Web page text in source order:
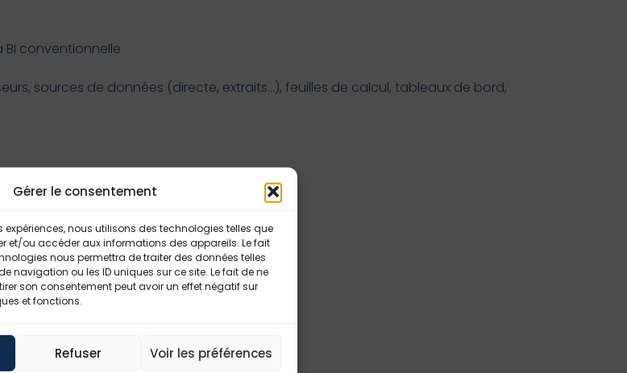
Gérer le consentement
expériences, nous utilisons des technologies telles que
et/ou accéder aux informations des appareils. Le fait
nous permettra de traiter des données telles
navigation ou les ID uniques sur ce site. Le fait de ne
son consentement peut avoir un effet négatif sur
et fonctions.
Refuser Voir les préférences
BI conventionnelle
sources de données (directe, extraits…), feuilles de calcul, tableaux de bord,
de données, cloud…